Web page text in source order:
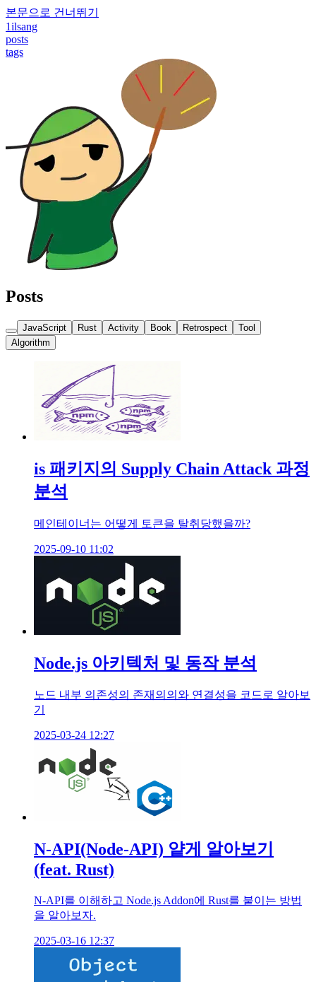
본문으로 건너뛰기
1ilsang
posts
tags
Posts
JavaScript Rust Activity Book Retrospect
Tool
Algorithm
is 패키지의 Supply Chain Attack 과정
분석
메인테이너는 어떻게 토큰을 탈취당했을까?
2025-09-10 11:02
Node.js 아키텍처 및 동작 분석
노드 내부 의존성의 존재의의와 연결성을 코드로 알아보
기
2025-03-24 12:27
N-API(Node-API) 얕게 알아보기
(feat. Rust)
N-API를 이해하고 Node.js Addon에 Rust를 붙이는 방법
을 알아보자.
2025-03-16 12:37